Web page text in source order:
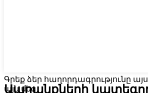
Գրեք ձեր հաղորդագրությունը
այն մեզ
Ապրանքների